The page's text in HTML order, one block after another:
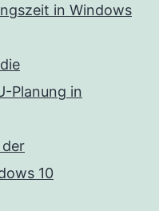
in Windows
Planung in
10